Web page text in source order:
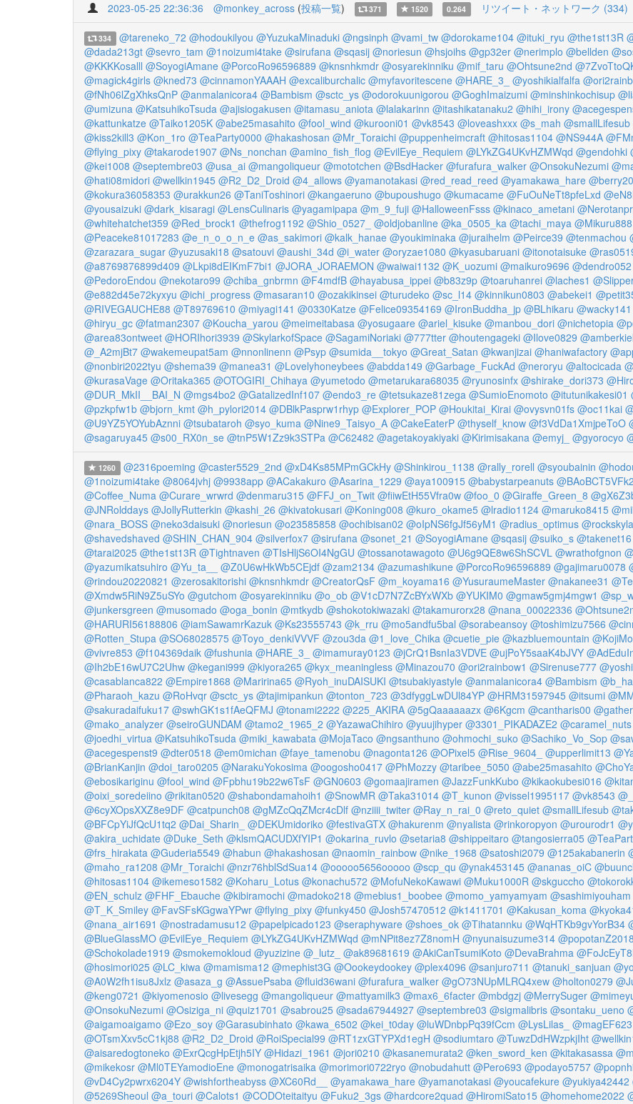
2023-05-25 22:36:36 @monkey_across (投稿一覧) 371 1520 0.264 リツイート・ネットワーク (334)
334 @tareneko_72 @hodoukilyou @YuzukaMinaduki @ngsinph @vami_tw @dorokame104 @ituki_ryu @the1st13R
@dada213gt @sevro_tam @1noizumi4take @sirufana @sqasij @noriesun @hsjoihs @gp32er @nerimplo @bellden
@KKKKosalll @SoyogiAmane @PorcoRo96596889 @knsnhkmdr @osyarekinniku @mif_taru @Ohtsune2nd
@magick4girls @kned73 @cinnamonYAAAH @excaliburchalic @myfavoritescene @HARE_3_ @yoshikialfalfa
@fNh06lZgXhksQnP @anmalanicora4 @Bambism @sctc_ys @odorokuunigorou @GoghImaizumi @minshinkochisup
@umizuna @KatsuhikoTsuda @ajisiogakusen @itamasu_aniota @lalakarinn @itashikatanaku2 @hihi_irony
@kattunkatze @Taiko1205K @abe25masahito @fool_wind @kurooni01 @vk8543 @loveashxxx @s_mah @smallLifesub
@kiss2kill3 @Kon_1ro @TeaParty0000 @hakashosan @Mr_Toraichi @puppenheimcraft @hitosas1104 @NS944A
@flying_pixy @takarode1907 @Ns_nonchan @amino_fish_flog @EvilEye_Requiem @LYkZG4UKvHZMWqd @gendohki
@kei1008 @septembre03 @usa_ai @mangoliqueur @mototchen @BsdHacker @furafura_walker @OnsokuNezumi
@hati08midori @wellkin1945 @R2_D2_Droid @4_allows @yamanotakasi @red_read_reed @yamakawa_hare
@kokura36058353 @urakkun26 @TaniToshinori @kangaeruno @bupoushugo @kumacame @FuOuNeTt8pfeLxd
@yousaizuki @dark_kisaragi @LensCulinaris @yagamipapa @m_9_fuji @HalloweenFsss @kinaco_ametani
@whitehatchet359 @Red_brock1 @thefrog1192 @Shio_0527_ @oldjobanline @ka_0505_ka @tachi_maya @Mikuru888
@Peaceke81017283 @e_n_o_o_n_e @as_sakimori @kalk_hanae @youkiminaka @juraihelm @Peirce39 @tenmachou
@zarazara_sugar @yuzusaki18 @satouvi @aushi_34d @i_water @oryzae1080 @kyasubaruani @itonotaisuke
@a8769876899d409 @Lkpi8dEIKmF7bi1 @JORA_JORAEMON @waiwai1132 @K_uozumi @maikuro9696 @dendro052
@PedoroEndou @nekotaro99 @chiba_gnbrmn @F4mdfB @hayabusa_ippei @b83z9p @toaruhanrei @laches1
@e882d45e72kyxyu @ichi_progress @masaran10 @ozakikinsei @turudeko @sc_l14 @kinnikun0803 @abekei1
@RIVEGAUCHE88 @T89769610 @miyagi141 @0330Katze @Felice09354169 @IronBuddha_jp @BLhikaru @wacky141
@hiryu_gc @fatman2307 @Koucha_yarou @meimeitabasa @yosugaare @ariel_kisuke @manbou_dori @nichetopia
@area83ontweet @HORIhori3939 @SkylarkofSpace @SagamiNoriaki @777tter @houtengageki @Ilove0829
@_A2mjBt7 @wakemeupat5am @nnonlinenn @Psyp @sumida__tokyo @Great_Satan @kwanjizai @haniwafactory
@nonbiri2022tyu @shema39 @manea31 @Lovelyhoneybees @abdda149 @Garbage_FuckAd @neroryu @altocicada
@kurasaVage @Oritaka365 @OTOGIRI_Chihaya @yumetodo @metarukara68035 @ryunosinfx @shirake_dori373
@DUR_MkII__BAI_N @mgs4bo2 @GatalizedInf107 @endo3_re @tetsukaze81zega @SumioEnomoto @itutunikakesi01
@pzkpfw1b @bjorn_kmt @h_pylori2014 @DBlkPasprw1rhyp @Explorer_POP @Houkitai_Kirai @ovysvn01fs @oc11kai
@U9YZ5YOYubAznni @tsubataroh @syo_kuma @Nine9_Taisyo_A @CakeEaterP @thyself_know @f3VdDa1XmjpeToO
@sagaruya45 @s00_RX0n_se @tnP5W1Zz9k3STPa @C62482 @agetakoyakiyaki @Kirimisakana @emyj_ @gyorocyo
1260 @2316poeming @caster5529_2nd @xD4Ks85MPmGCkHy @Shinkirou_1138 @rally_rorell @syoubainin
@1noizumi4take @8064jvhj @9938app @ACakakuro @Asarina_1229 @aya100915 @babystarpeanuts
@Coffee_Numa @Curare_wrwrd @denmaru315 @FFJ_on_Twit @fiiwEtH55Vfra0w @foo_0 @Giraffe_Green_8
@JNRolddays @JollyRutterkin @kashi_26 @kivatokusari @Koning008 @kuro_okame5 @lradio1124 @maruko8415
@nara_BOSS @neko3daisuki @noriesun @o23585858 @ochibisan02 @oIpNS6fgJf56yM1 @radius_optimus
@shavedshaved @SHIN_CHAN_904 @silverfox7 @sirufana @sonet_21 @SoyogiAmane @sqasij @suiko_s @takenet16
@tarai2025 @the1st13R @Tightnaven @TIsHljS6OI4NgGU @tossanotawagoto @U6g9QE8w6ShSCVL @wrathofgnon
@yazumikatsuhiro @Yu_ta__ @Z0U6wHkWb5CEjdf @zam2134 @azumashikune @PorcoRo96596889 @gajimaru0078
@rindou20220821 @zerosakitorishi @knsnhkmdr @CreatorQsF @m_koyama16 @YusuraumeMaster @nakanee31
@Xmdw5RiN9Z5uSYo @gutchom @osyarekinniku @o_ob @V1cD7N7ZcBYxWXb @YUKIM0 @gmaw5gmj4mgw1
@junkersgreen @musomado @oga_bonin @mtkydb @shokotokiwazaki @takamurorx28 @nana_00022336
@HARURI56188806 @iamSawamrKazuk @Ks23555743 @k_rru @mo5andfu5bal @sorabeansoy @toshimizu7566
@Rotten_Stupa @SO68028575 @Toyo_denkiVVVF @zou3da @1_love_Chika @cuetie_pie @kazbluemountain
@vivre853 @f104369daik @fushunia @HARE_3_ @imamuray0123 @jCrQ1BsnIa3VDVE @ujPoY5saaK4bJVY
@Ih2bE16wU7C2Uhw @kegani999 @kiyora265 @kyx_meaningless @Minazou70 @ori2rainbow1 @Sirenuse777
@casablanca822 @Empire1868 @Maririna65 @Ryoh_inuDAISUKI @tsubakiyastyle @anmalanicora4 @Bambism
@Pharaoh_kazu @RoHvqr @sctc_ys @tajimipankun @tonton_723 @3dfyggLwDUl84YP @HRM31597945 @itsumi
@sakuradaifuku17 @swhGK1s1fAeQFMJ @tonami2222 @225_AKIRA @5gQaaaaaazx @6Kgcm @cantharis00
@mako_analyzer @seiroGUNDAM @tamo2_1965_2 @YazawaChihiro @yuujihyper @3301_PIKADAZE2 @caramel_nuts
@joedhi_virtua @KatsuhikoTsuda @miki_kawabata @MojaTaco @ngsanthuno @ohmochi_suko @Sachiko_Vo_Sop
@acegespenst9 @dter0518 @em0michan @faye_tamenobu @nagonta126 @OPixel5 @Rise_9604_ @upperlimit13
@BrianKanjin @doi_taro0205 @NarakuYokosima @oogosho0417 @PhMozzy @taribee_5050 @abe25masahito
@ebosikariginu @fool_wind @Fpbhu19b22w6TsF @GN0603 @gomaajiramen @JazzFunkKubo @kikaokubesi016
@oixi_soredeiino @rikitan0520 @shabondamahoih1 @SnowMR @Taka31014 @T_kunon @vissel1995117 @vk8543
@6cyXOpsXXZ8e9DF @catpunch08 @gMZcQqZMcr4cDlf @nziiii_twiter @Ray_n_rai_0 @reto_quiet @smallLifesub
@BFCpYiJfQcU1tq2 @Dai_Sharin_ @DEKUmidoriko @festivaGTX @hakurenm @nyalista @rinkoropyon @urourodr1
@akira_uchidate @Duke_Seth @klsmQACUDXfYIP1 @okarina_ruvlo @setaria8 @shippeitaro @tangosierra05
@frs_hirakata @Guderia5549 @habun @hakashosan @naomin_rainbow @nike_1968 @satoshi2079 @125akabanerin
@maho_ra1208 @Mr_Toraichi @nzr76hblSdSua14 @ooooo5656ooooo @scp_qu @ynak453145 @ananas_oiC
@hitosas1104 @ikemeso1582 @Koharu_Lotus @konachu572 @MofuNekoKawawi @Muku1000R @skguccho
@EN_schulz @FHF_Ebauche @kibiramochi @madoko218 @mebius1_boobee @momo_yamyamyam @sashimiyouham
@T_K_Smiley @FavSFsKGgwaYPwr @flying_pixy @funky450 @Josh57470512 @k1411701 @Kakusan_koma
@nana_air1691 @nostradamusu12 @papelpicado123 @seraphyware @shoes_ok @Tihatannku @WqHTKb9gvYorB34
@BlueGlassMO @EvilEye_Requiem @LYkZG4UKvHZMWqd @mNPit8ez7Z8nomH @nyunaisuzume314 @popotanZ2018
@Schokolade1919 @smokemokloud @yuzizine @_lutz_ @ak89681619 @AkiCanTsumiKoto @DevaBrahma
@hosimori025 @LC_kiwa @mamisma12 @mephist3G @Oookeydookey @plex4096 @sanjuro711 @tanuki_sanjuan
@A0W2fh1isu8Jxlz @asaza_g @AssuePsaba @fluid36wani @furafura_walker @gO73NUpMLRQ4xew @holton0279
@keng0721 @kiyomenosio @livesegg @mangoliqueur @mattyamilk3 @max6_6facter @mbdgzj @MerrySuger
@OnsokuNezumi @Osiziga_ni @quiz1701 @sabrou25 @sada67944927 @septembre03 @sigmalibris @sontaku_ueno
@aigamoaigamo @Ezo_soy @Garasubinhato @kawa_6502 @kei_t0day @luWDnbpPq39fCcm @LysLilas_ @magEF623
@OTsmXxv5cC1kj88 @R2_D2_Droid @RoiSpecial99 @RT1zxGTYPXd1egH @sodiumtaro @TuwzDdHWzpkjIht
@aisaredogtoneko @ExrQcgHpEtjh5IY @Hidazi_1961 @jori0210 @kasanemurata2 @ken_sword_ken @kitakasassa
@mikekosr @Ml0TEYamodioEne @monogatrisaika @morimori0722ryo @nobudahutt @Pero693 @podayo5757
@vD4Cy2pwrx6204Y @wishfortheabyss @XC60Rd__ @yamakawa_hare @yamanotakasi @youcafekure @yukiya42442
@5269Sheoul @a_touri @Calots1 @CODOteitaityu @Fuku2_3gs @hardcore2quad @HiromiSato15 @homehome2022